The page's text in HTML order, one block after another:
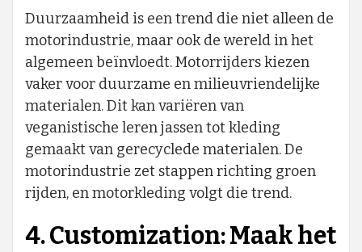
Duurzaamheid is een trend die niet alleen de
motorindustrie, maar ook de wereld in het
algemeen beïnvloedt. Motorrijders kiezen
vaker voor duurzame en milieuvriendelijke
materialen. Dit kan variëren van
veganistische leren jassen tot kleding
gemaakt van gerecyclede materialen. De
motorindustrie zet stappen richting groen
rijden, en motorkleding volgt die trend.
4. Customization: Maak het